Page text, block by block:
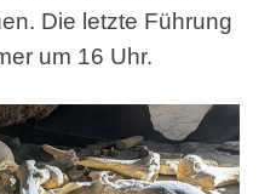
Die letzte Führung
um 16 Uhr.